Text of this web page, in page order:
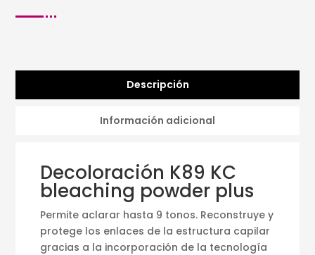
Descripción
Información adicional
Decoloración K89 KC
bleaching powder plus
Permite aclarar hasta 9 tonos. Reconstruye y
protege los enlaces de la estructura capilar
gracias a la incorporación de la tecnología